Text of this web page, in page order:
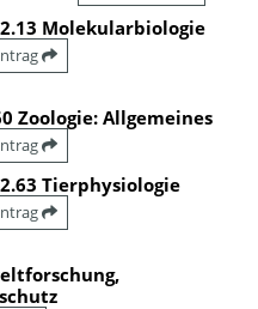
Molekularbiologie
Zoologie: Allgemeines
Tierphysiologie